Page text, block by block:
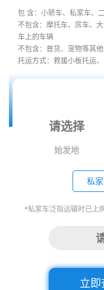
包 含：小轿车、私家车、
不包含：摩托车、房车、
车上的车辆
不包含：普货、宠物等其
托运方式：救援小板托运
始发地
私
*私家车泛指运输时已上
立即